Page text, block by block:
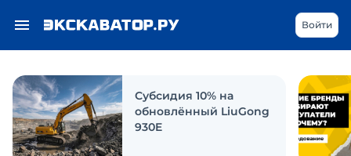
Войти
Субсидия 10% на
обновлённый LiuGong
930E